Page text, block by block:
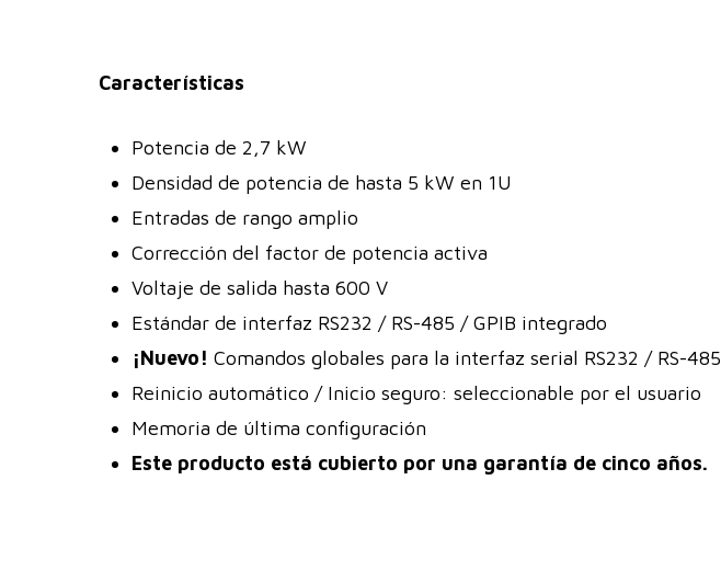
Características
Potencia de 2,7 kW
Densidad de potencia de hasta 5 kW en 1U
Entradas de rango amplio
Corrección del factor de potencia activa
Voltaje de salida hasta 600 V
Estándar de interfaz RS232 / RS-485 / GPIB integrado
¡Nuevo! Comandos globales para la interfaz serial RS232 / RS-485
Reinicio automático / Inicio seguro: seleccionable por el usuario
Memoria de última configuración
Este producto está cubierto por una garantía de cinco años.